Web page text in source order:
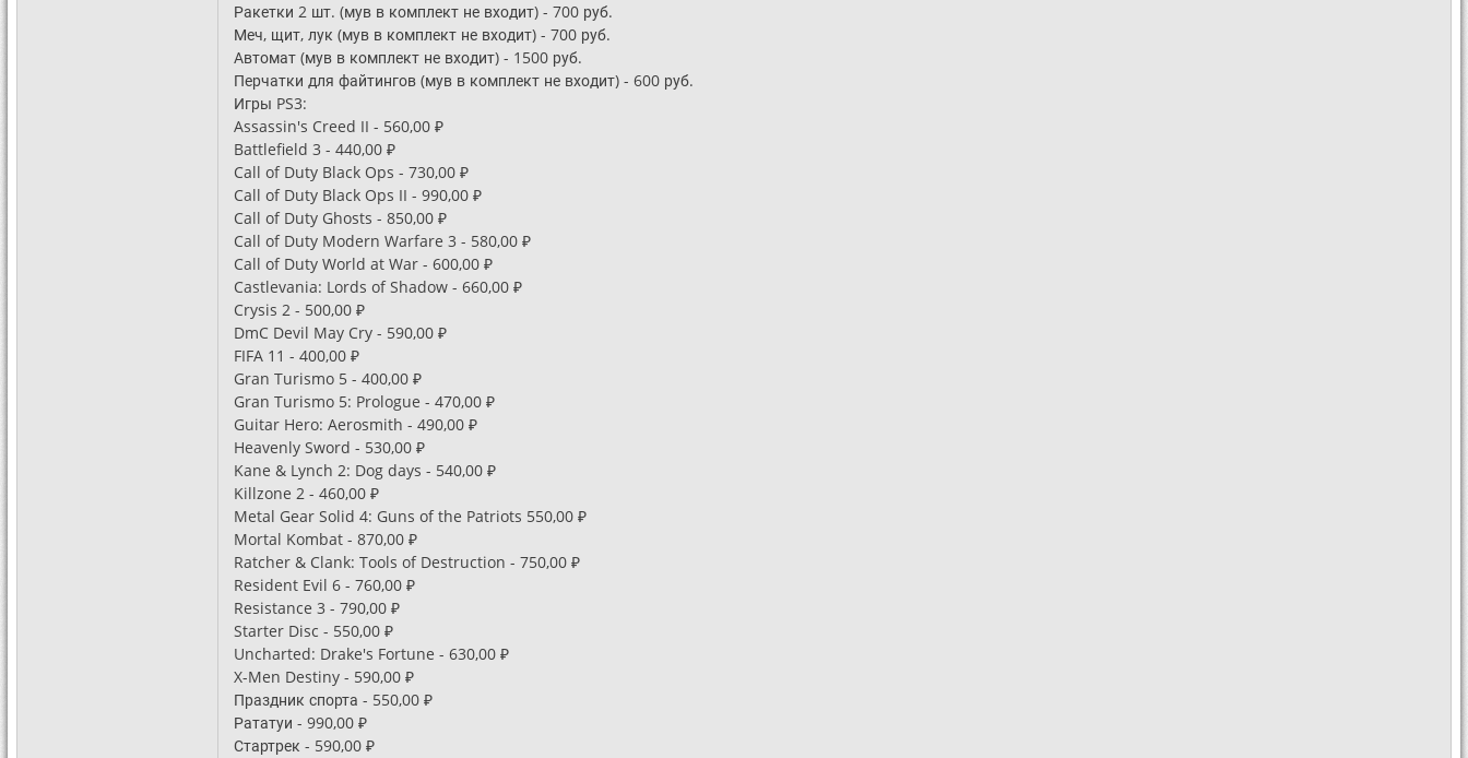
Ракетки 2 шт. (мув в комплект не входит) - 700 руб.
Меч, щит, лук (мув в комплект не входит) - 700 руб.
Автомат (мув в комплект не входит) - 1500 руб.
Перчатки для файтингов (мув в комплект не входит) - 600 руб.
Игры PS3:
Assassin's Creed II - 560,00 ₽
Battlefield 3 - 440,00 ₽
Call of Duty Black Ops - 730,00 ₽
Call of Duty Black Ops II - 990,00 ₽
Call of Duty Ghosts - 850,00 ₽
Call of Duty Modern Warfare 3 - 580,00 ₽
Call of Duty World at War - 600,00 ₽
Castlevania: Lords of Shadow - 660,00 ₽
Crysis 2 - 500,00 ₽
DmC Devil May Cry - 590,00 ₽
FIFA 11 - 400,00 ₽
Gran Turismo 5 - 400,00 ₽
Gran Turismo 5: Prologue - 470,00 ₽
Guitar Hero: Aerosmith - 490,00 ₽
Heavenly Sword - 530,00 ₽
Kane & Lynch 2: Dog days - 540,00 ₽
Killzone 2 - 460,00 ₽
Metal Gear Solid 4: Guns of the Patriots 550,00 ₽
Mortal Kombat - 870,00 ₽
Ratcher & Clank: Tools of Destruction - 750,00 ₽
Resident Evil 6 - 760,00 ₽
Resistance 3 - 790,00 ₽
Starter Disc - 550,00 ₽
Uncharted: Drake's Fortune - 630,00 ₽
X-Men Destiny - 590,00 ₽
Праздник спорта - 550,00 ₽
Рататуи - 990,00 ₽
Стартрек - 590,00 ₽